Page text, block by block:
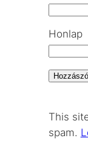
Honlap
This
spam.